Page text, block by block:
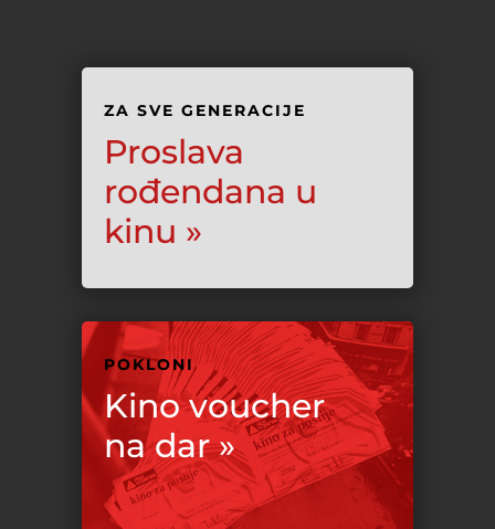
ZA SVE GENERACIJE
Proslava
rođendana u
kinu »
POKLONI
Kino voucher
na dar »